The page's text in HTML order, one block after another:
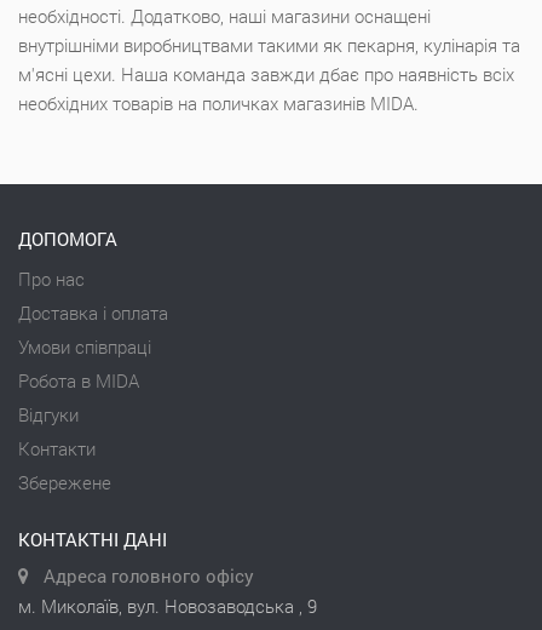
необхідності. Додатково, наші магазини оснащені
внутрішніми виробництвами такими як пекарня, кулінарія та
м'ясні цехи. Наша команда завжди дбає про наявність всіх
необхідних товарів на поличках магазинів MIDA.
ДОПОМОГА
Про нас
Доставка і оплата
Умови співпраці
Робота в MIDA
Відгуки
Контакти
Збережене
КОНТАКТНІ ДАНІ
Адреса головного офісу
м. Миколаїв, вул. Новозаводська , 9